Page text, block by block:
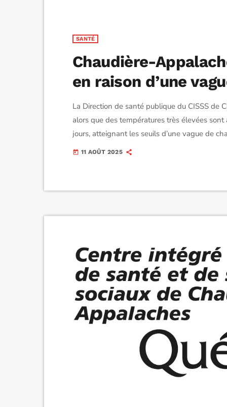
SANTÉ
Chaudière-
en raison d’une
La Direction de santé publique du CISSS de
alors que des températures très élevées
jours, atteignant les seuils d’une vague de
de boire de l’eau régulièrement, de limiter les
today 11 AOÛT 2025